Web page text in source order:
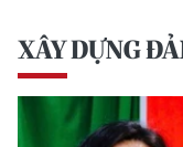
XÂY DỰNG